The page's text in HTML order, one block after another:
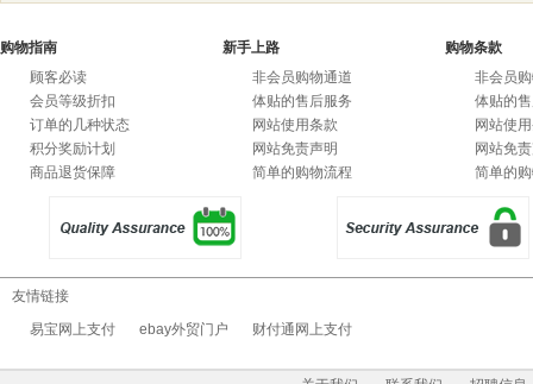
购物指南
顾客必读
会员等级折扣
订单的几种状态
积分奖励计划
商品退货保障
新手上路
非会员购物通道
体贴的售后服务
网站使用条款
网站免责声明
简单的购物流程
购物条款
非会员
体贴的
网站使
网站免
简单的
友情链接
易宝网上支付
ebay外贸门户 财付通网上支付